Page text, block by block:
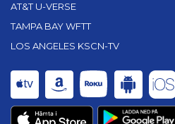
AT&T U-VERSE
TAMPA BAY WFTT
LOS ANGELES KSCN-TV